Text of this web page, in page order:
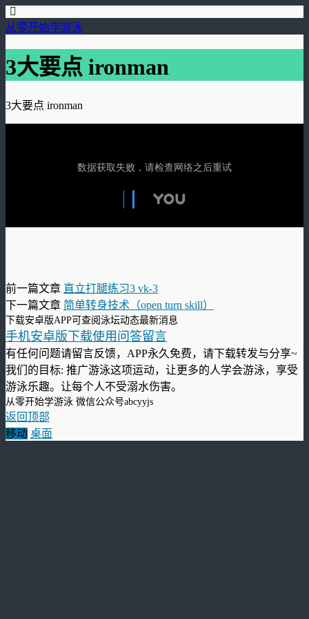
从零开始学游泳
3大要点 ironman
3大要点 ironman
前一篇文章 直立打腿练习3 vk-3
下一篇文章 简单转身技术（open turn skill）
下载安卓版APP可查阅泳坛动态最新消息
手机安卓版下载使用问答留言
有任何问题请留言反馈，APP永久免费，请下载转发与分享~
我们的目标: 推广游泳这项运动，让更多的人学会游泳，享受
游泳乐趣。让每个人不受溺水伤害。
从零开始学游泳 微信公众号abcyyjs
返回顶部
移动 桌面